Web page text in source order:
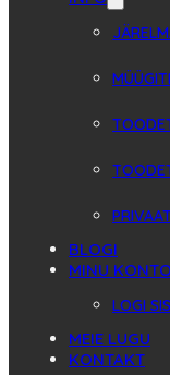
BLOGI
MINU KONTO
LOGI
MEIE LUGU
KONTAKT